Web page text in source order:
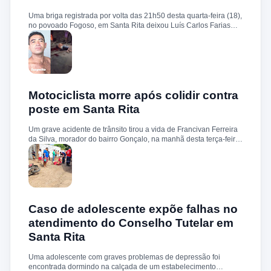
Uma briga registrada por volta das 21h50 desta quarta-feira (18),
no povoado Fogoso, em Santa Rita deixou Luís Carlos Farias
Alves gravemente ferido. Segundo informações, ele e o suspeito
Benedito Alves dos Santos estavam ingerindo bebida alcoólica
quando teve início uma discussão. Durante a confusão, Benedito
quebrou uma garrafa e desferiu vários golpes contra a vítima.
Luís Carlos foi socorrido e, devido à gravidade dos ferimentos,
localizado em sua residência, preso e encaminhado à Delegacia
de Rosário para os procedimentos legais.
Motociclista morre após colidir contra
poste em Santa Rita
Um grave acidente de trânsito tirou a vida de Francivan Ferreira
da Silva, morador do bairro Gonçalo, na manhã desta terça-feira
(02). De acordo com informações, Francivan seguia de
motocicleta com a esposa no sentido Areias–Santa Rita quando
perdeu o controle do veículo nas proximidades da ponte de
Carema, colidindo violentamente contra um poste. A vítima
sofreu traumatismo craniano e morreu ainda no local. A esposa,
Francivan foi encaminhado ao necrotério do Hospital Municipal
de Santa Rita para os procedimentos de praxe.
Caso de adolescente expõe falhas no
atendimento do Conselho Tutelar em
Santa Rita
Uma adolescente com graves problemas de depressão foi
encontrada dormindo na calçada de um estabelecimento